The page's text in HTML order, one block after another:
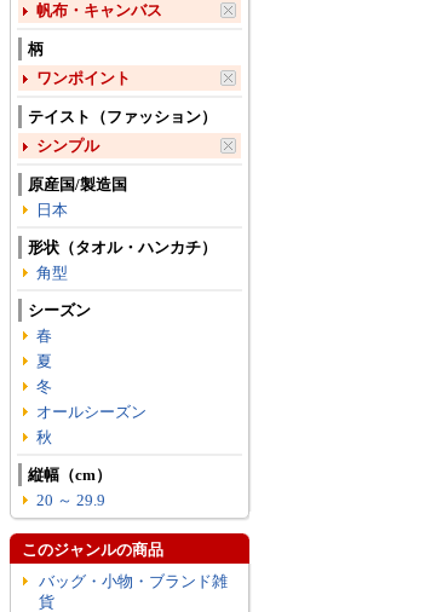
帆布・キャンバス
柄
ワンポイント
テイスト（ファッション）
シンプル
原産国/製造国
日本
形状（タオル・ハンカチ）
角型
シーズン
春
夏
冬
オールシーズン
秋
縦幅（cm）
20 ～ 29.9
このジャンルの商品
バッグ・小物・ブランド雑
貨